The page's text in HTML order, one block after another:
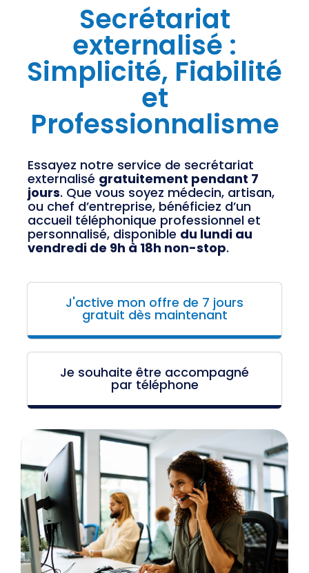
Secrétariat
externalisé :
Simplicité, Fiabilité
et
Professionnalisme
Essayez notre service de secrétariat
externalisé gratuitement pendant 7
jours. Que vous soyez médecin, artisan,
ou chef d’entreprise, bénéficiez d’un
accueil téléphonique professionnel et
personnalisé, disponible du lundi au
vendredi de 9h à 18h non-stop.
J'active mon offre de 7 jours
gratuit dès maintenant
Je souhaite être accompagné
par téléphone